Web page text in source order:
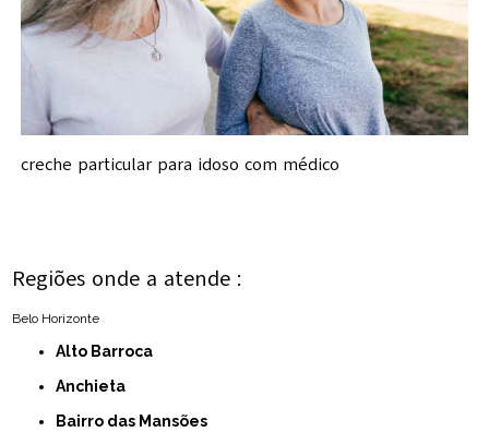
creche particular para idoso com médico
Regiões onde a atende :
Belo Horizonte
Alto Barroca
Anchieta
Bairro das Mansões